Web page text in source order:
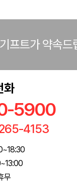
프트가 약속드
화
5900
4153
무